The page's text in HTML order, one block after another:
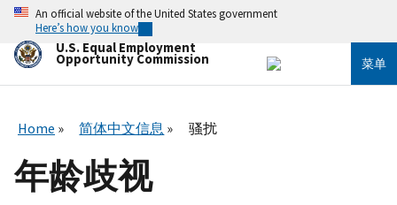
内
An official website of the United States government
Here’s how you know
U.S. Equal Employment
Opportunity Commission 菜单
Home 简体中文信息 骚扰
年龄歧视